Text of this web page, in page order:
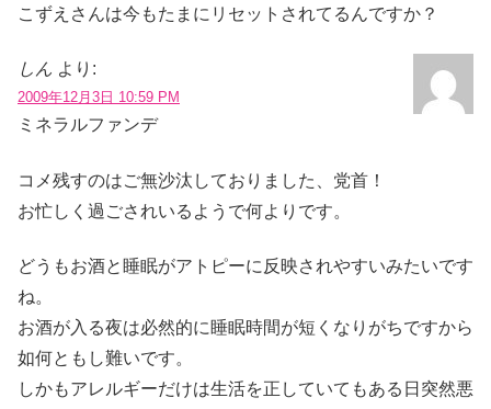
こずえさんは今もたまにリセットされてるんですか？
しん より:
2009年12月3日 10:59 PM
ミネラルファンデ
コメ残すのはご無沙汰しておりました、党首！
お忙しく過ごされいるようで何よりです。
どうもお酒と睡眠がアトピーに反映されやすいみたいです
ね。
お酒が入る夜は必然的に睡眠時間が短くなりがちですから
如何ともし難いです。
しかもアレルギーだけは生活を正していてもある日突然悪